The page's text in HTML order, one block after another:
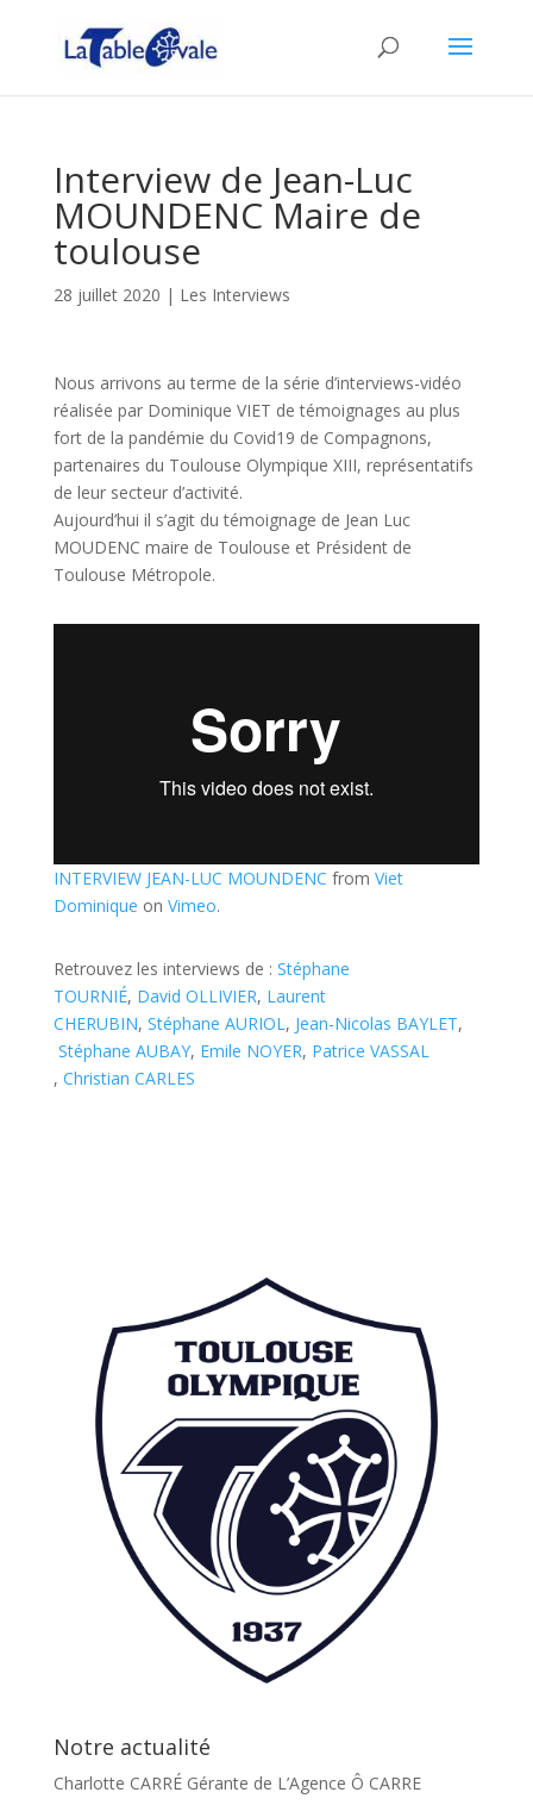
Interview de Jean-Luc
MOUNDENC Maire de
toulouse
28 juillet 2020 | Les Interviews
Nous arrivons au terme de la série d’interviews-vidéo
réalisée par Dominique VIET de témoignages au plus
fort de la pandémie du Covid19 de Compagnons,
partenaires du Toulouse Olympique XIII, représentatifs
de leur secteur d’activité.
Aujourd’hui il s’agit du témoignage de Jean Luc
MOUDENC maire de Toulouse et Président de
Toulouse Métropole.
INTERVIEW JEAN-LUC MOUNDENC from Viet
Dominique on Vimeo.
Retrouvez les interviews de : Stéphane
TOURNIÉ, David OLLIVIER, Laurent
CHERUBIN, Stéphane AURIOL , Jean-Nicolas BAYLET,
Stéphane AUBAY, Emile NOYER, Patrice VASSAL
, Christian CARLES
Notre actualité
Charlotte CARRÉ Gérante de L’Agence Ô CARRE